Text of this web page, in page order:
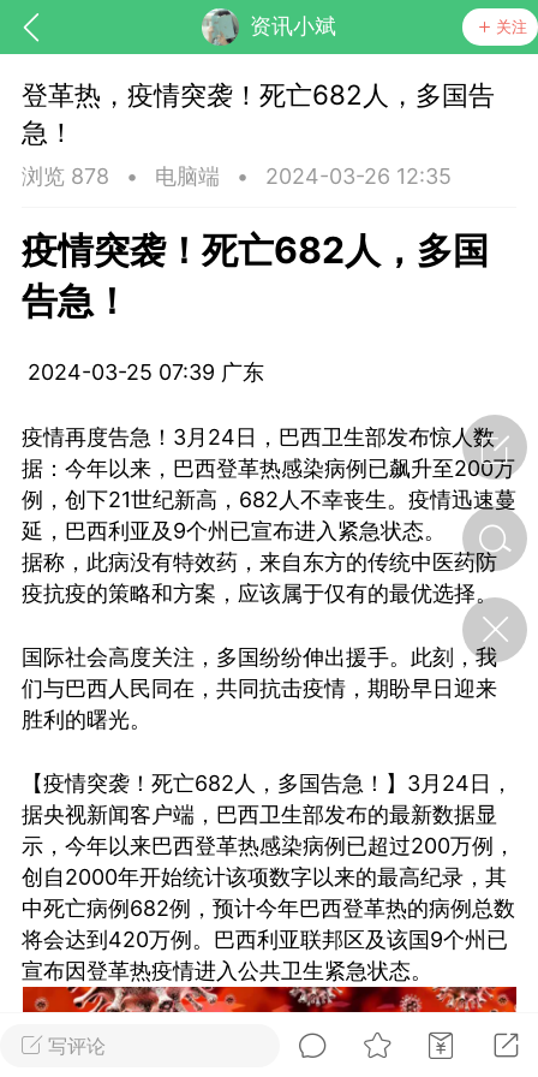
资讯小斌 关注
节气气象
·特急预警】关
急提示
0
小海（HAi） 2
平，顺时收
时精气
0
谷气行、营卫通：内经视角
下的脾胃调养要义
写评论
登革热，疫情突袭！死亡682人，多国告
急！
浏览 878 • 电脑端 • 2024-03-26 12:35
疫情突袭！死亡682人，多国
告急！
2024-03-25 07:39 广东
疫情再度告急！3月24日，巴西卫生部发布惊人数
据：今年以来，巴西登革热感染病例已飙升至200万
例，创下21世纪新高，682人不幸丧生。疫情迅速蔓
延，巴西利亚及9个州已宣布进入紧急状态。
据称，此病没有特效药，来自东方的传统中医药防
疫抗疫的策略和方案，应该属于仅有的最优选择。
国际社会高度关注，多国纷纷伸出援手。此刻，我
们与巴西人民同在，共同抗击疫情，期盼早日迎来
胜利的曙光。
【疫情突袭！死亡682人，多国告急！】3月24日，
据央视新闻客户端，巴西卫生部发布的最新数据显
示，今年以来巴西登革热感染病例已超过200万例，
创自2000年开始统计该项数字以来的最高纪录，其
中死亡病例682例，预计今年巴西登革热的病例总数
将会达到420万例。巴西利亚联邦区及该国9个州已
宣布因登革热疫情进入公共卫生紧急状态。